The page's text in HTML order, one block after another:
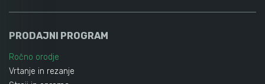
PRODAJNI PROGRAM
Ročno orodje
Vrtanje in rezanje